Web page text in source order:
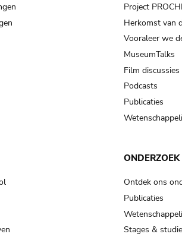
Project
Herkomst van
Vooraleer we
MuseumTalks
Film discussies
Podcasts
Publicaties
ONDERZOEK
Ontdek ons
Publicaties
Stages &